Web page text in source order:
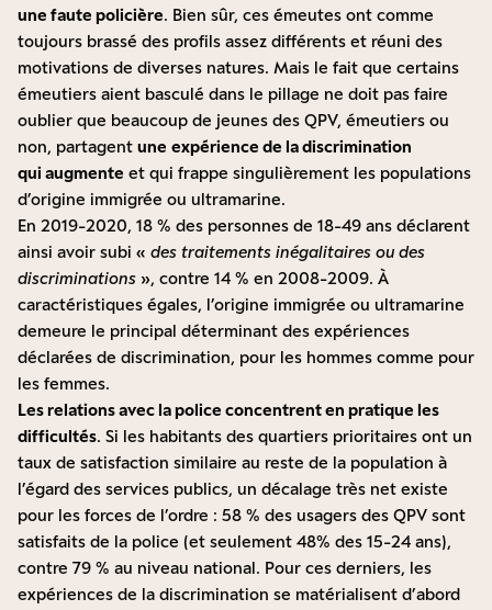
une faute policière. Bien sûr, ces émeutes ont comme
toujours brassé des profils assez différents et réuni des
motivations de diverses natures. Mais le fait que certains
émeutiers aient basculé dans le pillage ne doit pas faire
oublier que beaucoup de jeunes des QPV, émeutiers ou
non, partagent une expérience de la discrimination
qui augmente et qui frappe singulièrement les populations
d’origine immigrée ou ultramarine.
En 2019-2020, 18 % des personnes de 18-49 ans déclarent
ainsi avoir subi « des traitements inégalitaires ou des
discriminations », contre 14 % en 2008-2009. À
caractéristiques égales, l’origine immigrée ou ultramarine
demeure le principal déterminant des expériences
déclarées de discrimination, pour les hommes comme pour
les femmes.
Les relations avec la police concentrent en pratique les
difficultés. Si les habitants des quartiers prioritaires ont un
taux de satisfaction similaire au reste de la population à
l’égard des services publics, un décalage très net existe
pour les forces de l’ordre : 58 % des usagers des QPV sont
satisfaits de la police (et seulement 48% des 15-24 ans),
contre 79 % au niveau national. Pour ces derniers, les
expériences de la discrimination se matérialisent d’abord